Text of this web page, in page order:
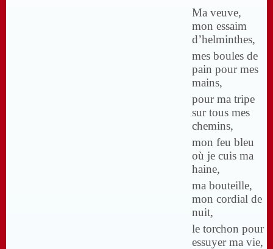
Ma veuve,
mon essaim
d’helminthes,
mes boules de
pain pour mes
mains,
pour ma tripe
sur tous mes
chemins,
mon feu bleu
où je cuis ma
haine,
ma bouteille,
mon cordial de
nuit,
le torchon pour
essuyer ma vie,